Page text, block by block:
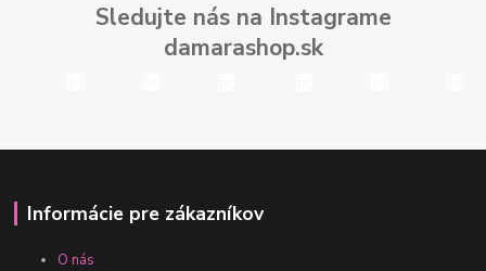
Sledujte nás na Instagrame
damarashop.sk
Informácie pre zákazníkov
O nás